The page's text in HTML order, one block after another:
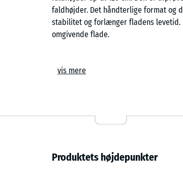
faldhøjder. Det håndterlige format og
stabilitet og forlænger fladens levetid.
omgivende flade.
terapi, genoptræning og pleje
Opbygning og gummilag
vis mere
Produktets højdepunkter